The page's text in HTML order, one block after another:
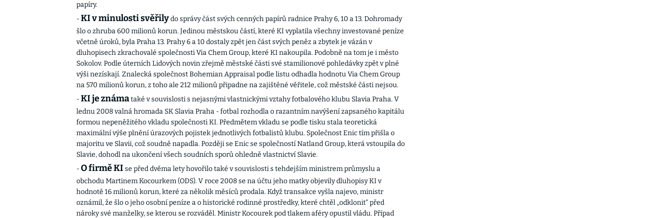
papíry.
-KI v minulosti svěřilydo správy část svých cenných papírů radnice Prahy 6, 10 a 13. Dohromady
šlo o zhruba 600 milionů korun. Jedinou městskou částí, které KI vyplatila všechny investované peníze
včetně úroků, byla Praha 13. Prahy 6 a 10 dostaly zpět jen část svých peněz a zbytek je vázán v
dluhopisech zkrachovalé společnosti Via Chem Group, které KI nakoupila. Podobně na tom je i město
Sokolov. Podle úterních Lidových novin zřejmě městské části své stamilionové pohledávky zpět v plné
výši nezískají. Znalecká společnost Bohemian Appraisal podle listu odhadla hodnotu Via Chem Group
na 570 milionů korun, z toho ale 212 milionů připadne na zajištěné věřitele, což městské části nejsou.
-KI je známataké v souvislosti s nejasnými vlastnickými vztahy fotbalového klubu Slavia Praha. V
lednu 2008 valná hromada SK Slavia Praha - fotbal rozhodla o razantním navýšení zapsaného kapitálu
formou nepeněžitého vkladu společnosti KI. Předmětem vkladu se podle tisku stala teoretická
maximální výše plnění úrazových pojistek jednotlivých fotbalistů klubu. Společnost Enic tím přišla o
majoritu ve Slavii, což soudně napadla. Později se Enic se společností Natland Group, která vstoupila do
Slavie, dohodl na ukončení všech soudních sporů ohledně vlastnictví Slavie.
-O firmě KI se před dvěma lety hovořilo také v souvislosti s tehdejším ministrem průmyslu a
obchodu Martinem Kocourkem (ODS). V roce 2008 se na účtu jeho matky objevily dluhopisy KI v
hodnotě 16 milionů korun, které za několik měsíců prodala. Když transakce vyšla najevo, ministr
oznámil, že šlo o jeho osobní peníze a o historické rodinné prostředky, které chtěl „odklonit“ před
nároky své manželky, se kterou se rozváděl. Ministr Kocourek pod tlakem aféry opustil vládu. Případ